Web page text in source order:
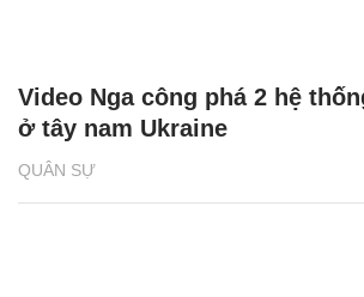
QUÂN SỰ
Video Nga công phá 2 hệ
ở tây nam Ukraine